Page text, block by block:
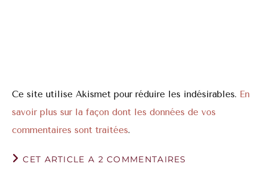
Ce site utilise Akismet pour réduire les indésirables. En
savoir plus sur la façon dont les données de vos
commentaires sont traitées.
CET ARTICLE A 2 COMMENTAIRES